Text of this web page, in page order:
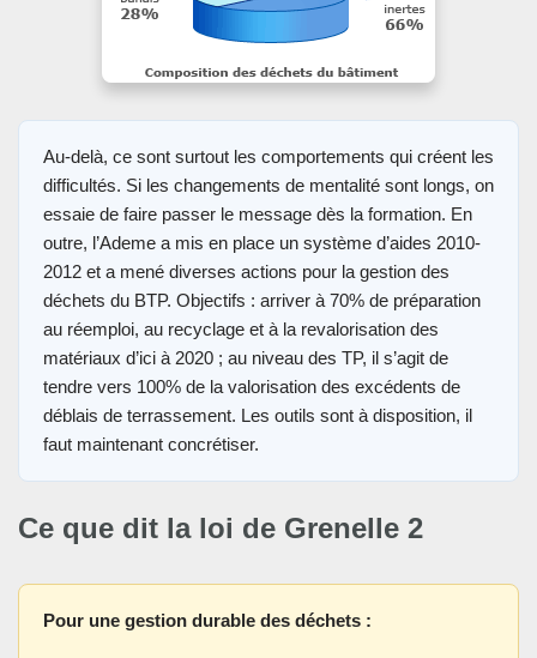
Au-delà, ce sont surtout les comportements qui créent les
difficultés. Si les changements de mentalité sont longs, on
essaie de faire passer le message dès la formation. En
outre, l’Ademe a mis en place un système d’aides 2010-
2012 et a mené diverses actions pour la gestion des
déchets du BTP. Objectifs : arriver à 70% de préparation
au réemploi, au recyclage et à la revalorisation des
matériaux d’ici à 2020 ; au niveau des TP, il s’agit de
tendre vers 100% de la valorisation des excédents de
déblais de terrassement. Les outils sont à disposition, il
faut maintenant concrétiser.
Ce que dit la loi de Grenelle 2
Pour une gestion durable des déchets :